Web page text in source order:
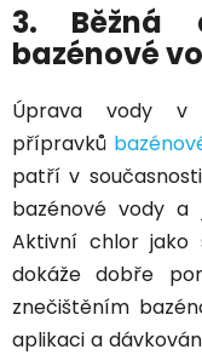
3. Běžná
bazénové
Úprava vody v
přípravků
patří v
bazénové vody a
Aktivní chlor jako
dokáže dobře
znečištěním
aplikaci a